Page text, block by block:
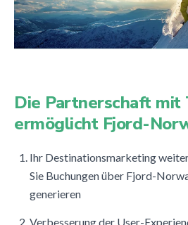
Die Partnerschaft mit
ermöglicht Fjord-
Ihr Destinationsmarketing
Sie Buchungen über Fjord-
generieren
Verbesserung der User-